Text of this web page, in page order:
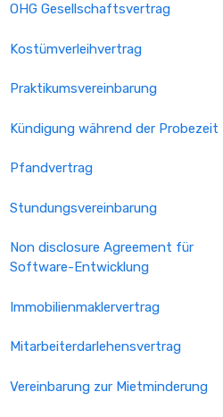
OHG Gesellschaftsvertrag
Kostümverleihvertrag
Praktikumsvereinbarung
Kündigung während der Probezeit
Pfandvertrag
Stundungsvereinbarung
Non disclosure Agreement für
Software-Entwicklung
Immobilienmaklervertrag
Mitarbeiterdarlehensvertrag
Vereinbarung zur Mietminderung